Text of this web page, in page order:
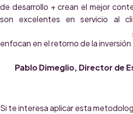
de desarrollo + crean el mejor
son excelentes en servicio al
enfocan en el retorno de la inversión
Pablo Dimeglio, Director de
Si te interesa aplicar esta